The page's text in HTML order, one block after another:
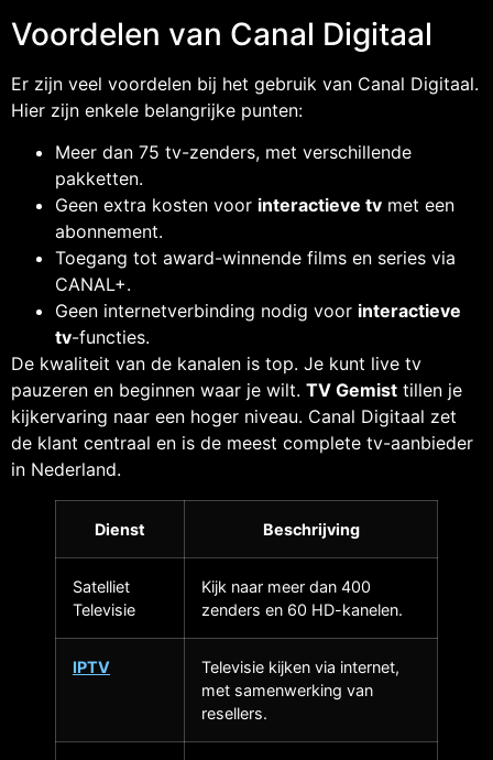
Voordelen van Canal Digitaal
Er zijn veel voordelen bij het gebruik van Canal Digitaal.
Hier zijn enkele belangrijke punten:
Meer dan 75 tv-zenders, met verschillende
pakketten.
Geen extra kosten voor interactieve tv met een
abonnement.
Toegang tot award-winnende films en series via
CANAL+.
Geen internetverbinding nodig voor interactieve
tv-functies.
De kwaliteit van de kanalen is top. Je kunt live tv
pauzeren en beginnen waar je wilt. TV Gemist tillen je
kijkervaring naar een hoger niveau. Canal Digitaal zet
de klant centraal en is de meest complete tv-aanbieder
in Nederland.
Dienst Beschrijving
Satelliet
Televisie
Kijk naar meer dan 400
zenders en 60 HD-kanelen.
IPTV
Televisie kijken via internet,
met samenwerking van
resellers.